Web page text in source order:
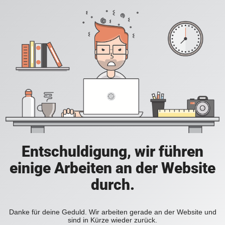
Entschuldigung, wir führen
einige Arbeiten an der Website
durch.
Danke für deine Geduld. Wir arbeiten gerade an der Website und
sind in Kürze wieder zurück.